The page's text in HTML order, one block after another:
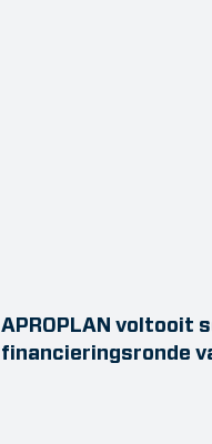
APROPLAN voltooit
financieringsronde